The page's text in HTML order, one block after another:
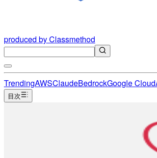
produced by Classmethod
TrendingAWSClaudeBedrockGoogle Cloud
目次